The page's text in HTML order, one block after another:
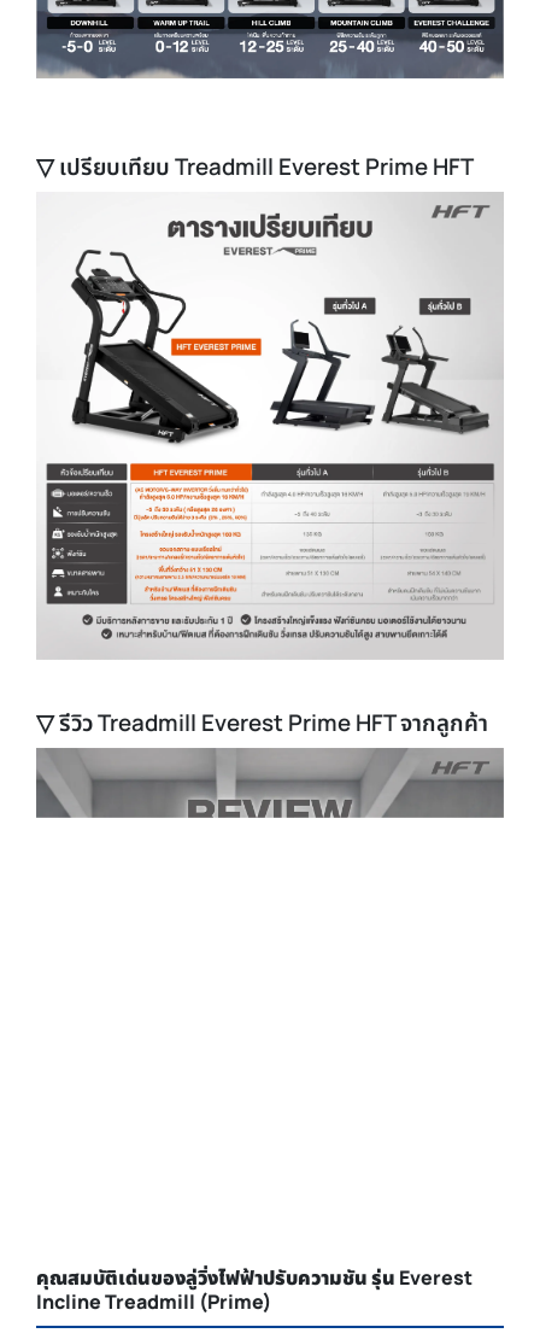
▽ เปรียบเทียบ Treadmill Everest Prime HFT
▽ รีวิว Treadmill Everest Prime HFT จากลูกค้า
คุณสมบัติเด่นของลู่วิ่งไฟฟ้าปรับความชัน รุ่น Everest
Incline Treadmill (Prime)